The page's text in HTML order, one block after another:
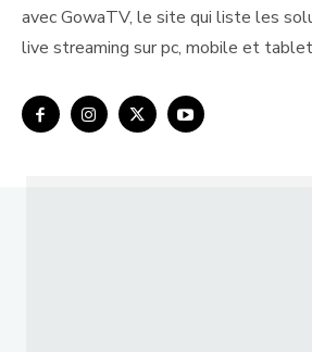
avec GowaTV, le site qui liste les
live streaming sur pc, mobile et